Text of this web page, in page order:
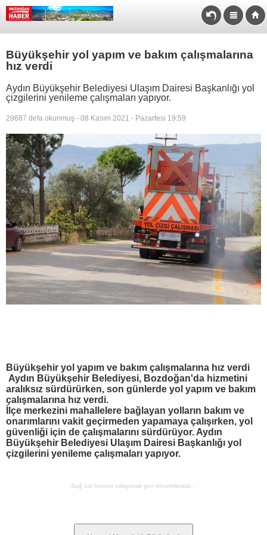
Büyükşehir yol yapım ve bakım çalışmalarına
hız verdi
Aydın Büyükşehir Belediyesi Ulaşım Dairesi Başkanlığı yol
çizgilerini yenileme çalışmaları yapıyor.
29687 defa okunmuş - 08 Kasım 2021 - Pazartesi 19:59
Büyükşehir yol yapım ve bakım çalışmalarına hız verdi
Aydın Büyükşehir Belediyesi, Bozdoğan'da hizmetini
aralıksız sürdürürken, son günlerde yol yapım ve bakım
çalışmalarına hız verdi.
İlçe merkezini mahallelere bağlayan yolların bakım ve
onarımlarını vakit geçirmeden yapamaya çalışırken, yol
güvenliği için de çalışmalarını sürdürüyor. Aydın
Büyükşehir Belediyesi Ulaşım Dairesi Başkanlığı yol
çizgilerini yenileme çalışmaları yapıyor.
Sağ üst butonu tıklayarak geri dönebilirsiniz...